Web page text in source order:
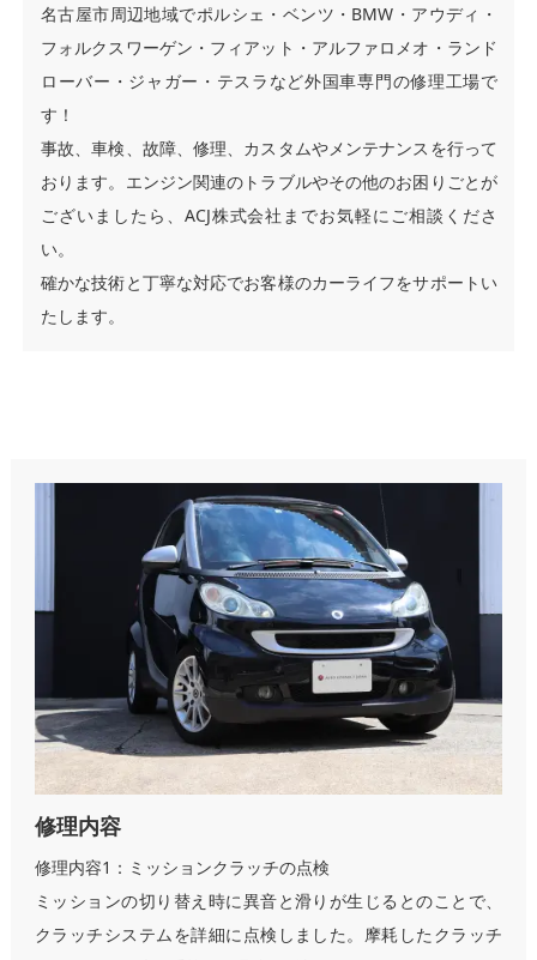
名古屋市周辺地域でポルシェ・ベンツ・BMW・アウディ・
フォルクスワーゲン・フィアット・アルファロメオ・ランド
ローバー・ジャガー・テスラなど外国車専門の修理工場で
す！
事故、車検、故障、修理、カスタムやメンテナンスを行って
おります。エンジン関連のトラブルやその他のお困りごとが
ございましたら、ACJ株式会社までお気軽にご相談くださ
い。
確かな技術と丁寧な対応でお客様のカーライフをサポートい
たします。
修理内容
修理内容1：ミッションクラッチの点検
ミッションの切り替え時に異音と滑りが生じるとのことで、
クラッチシステムを詳細に点検しました。摩耗したクラッチ